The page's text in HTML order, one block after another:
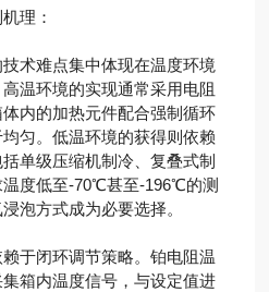
理：
难点集中体现在温度环境
温环境的实现通常采用电阻
内的加热元件配合强制循环
匀。低温环境的获得则依赖
单级压缩机制冷、复叠式制
度低至-70℃甚至-196℃的测
泡方式成为必要选择。
闭环调节策略。铂电阻温
箱内温度信号，与设定值进